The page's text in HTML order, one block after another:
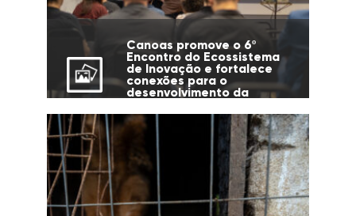
Canoas promove o 6º
Encontro do Ecossistema
de Inovação e fortalece
conexões para o
desenvolvimento da